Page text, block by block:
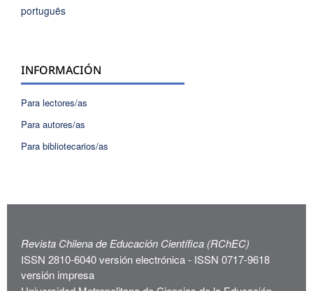
português
INFORMACIÓN
Para lectores/as
Para autores/as
Para bibliotecarios/as
Revista Chilena de Educación Científica (RChEC)
ISSN 2810-6040 versión electrónica - ISSN 0717-9618
versión impresa